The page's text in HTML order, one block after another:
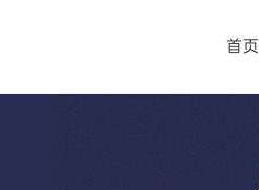
首页